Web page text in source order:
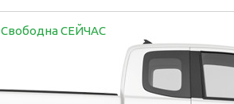
СвободнаСЕЙЧАС